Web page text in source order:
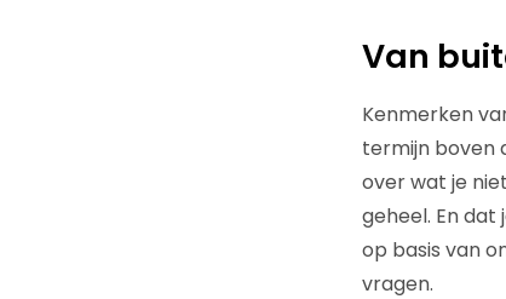
Van
Kenmerken
termijn boven
over wat je
geheel. En
op basis van
vragen.